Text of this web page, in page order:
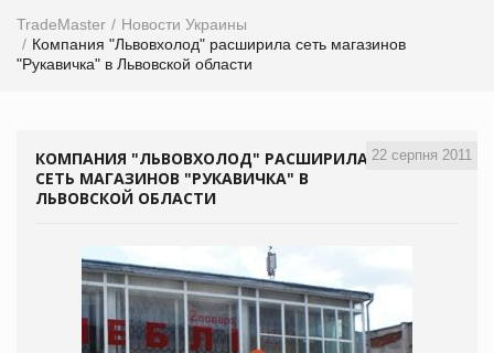
TradeMaster
Новости Украины
Компания "Львовхолод" расширила сеть магазинов
"Рукавичка" в Львовской области
22 серпня 2011
КОМПАНИЯ "ЛЬВОВХОЛОД" РАСШИРИЛА
СЕТЬ МАГАЗИНОВ "РУКАВИЧКА" В
ЛЬВОВСКОЙ ОБЛАСТИ